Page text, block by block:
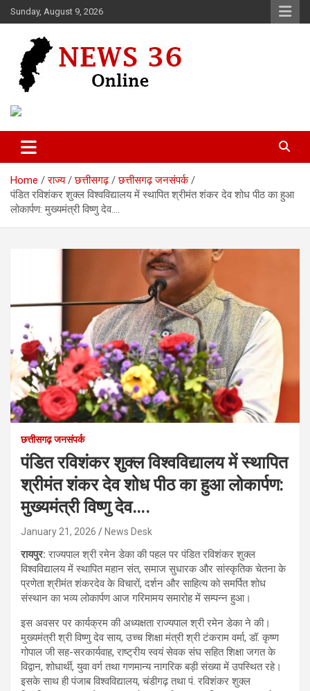
Skip
to
Sunday, August 9, 2026
News 36
Home राज्य छत्तीसगढ़
छत्तीसगढ़ जनसंपर्क
पंडित रविशंकर शुक्ल विश्वविद्यालय में स्थापित श्रीमंत शंकर देव शोध पीठ का हुआ
लोकार्पण: मुख्यमंत्री विष्णु देव….
छत्तीसगढ़ जनसंपर्क
पंडित रविशंकर शुक्ल विश्वविद्यालय में स्थापित
श्रीमंत शंकर देव शोध पीठ का हुआ लोकार्पण:
मुख्यमंत्री विष्णु देव….
January 21, 2026 News Desk
रायपुर:राज्यपाल श्री रमेन डेका की पहल पर पंडित रविशंकर शुक्ल
विश्वविद्यालय में स्थापित महान संत, समाज सुधारक और सांस्कृतिक चेतना के
प्रणेता श्रीमंत शंकरदेव के विचारों, दर्शन और साहित्य को समर्पित शोध
संस्थान का भव्य लोकार्पण आज गरिमामय समारोह में सम्पन्न हुआ।
इस अवसर पर कार्यक्रम की अध्यक्षता राज्यपाल श्री रमेन डेका ने की।
मुख्यमंत्री श्री विष्णु देव साय, उच्च शिक्षा मंत्री श्री टंकराम वर्मा, डॉ. कृष्ण
गोपाल जी सह-सरकार्यवाह, राष्ट्रीय स्वयं सेवक संघ सहित शिक्षा जगत के
विद्वान, शोधार्थी, युवा वर्ग तथा गणमान्य नागरिक बड़ी संख्या में उपस्थित रहे।
इसके साथ ही पंजाब विश्वविद्यालय, चंडीगढ़ तथा पं. रविशंकर शुक्ल